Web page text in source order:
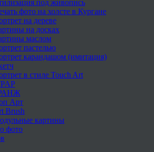
под живопись
фото на холсте в Кургане
на дереве
на досках
маслом
пастелью
карандашом (имитация)
в стиле Touch Art
Арт
Brush
картины
фото